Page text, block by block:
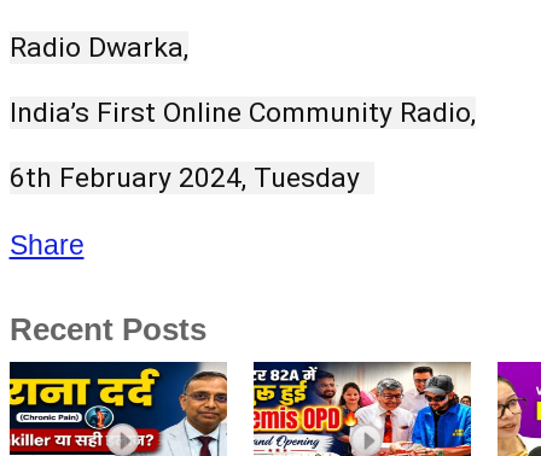
Radio Dwarka,
India’s First Online Community Radio,
6th February 2024, Tuesday
Share
Recent Posts